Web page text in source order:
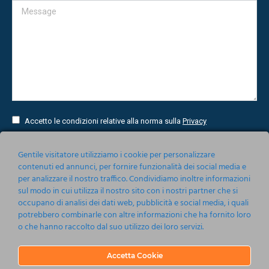
Message
Accetto le condizioni relative alla norma sulla Privacy
Invia
Nonsoloeventi srl 2019-2020
Gentile visitatore utilizziamo i cookie per personalizzare
contenuti ed annunci, per fornire funzionalità dei social media e
per analizzare il nostro traffico. Condividiamo inoltre informazioni
sul modo in cui utilizza il nostro sito con i nostri partner che si
occupano di analisi dei dati web, pubblicità e social media, i quali
potrebbero combinarle con altre informazioni che ha fornito loro
o che hanno raccolto dal suo utilizzo dei loro servizi.
Accetta Cookie